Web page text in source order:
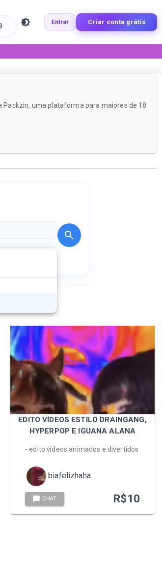
Entrar Criar conta grátis
Packzin, uma plataforma para maiores de 18
EDITO VÍDEOS ESTILO DRAINGANG,
HYPERPOP E IGUANA ALANA
- edito vídeos animados e divertidos
biafelizhaha
CHAT R$10